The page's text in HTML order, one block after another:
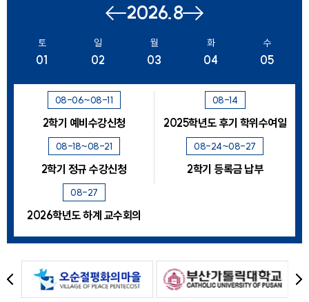
이전2026.8다음
토
01
일
02
월
03
화
04
수
05
08-06~08-11
2학기 예비수강신청
08-14
2025학년도 후기 학위수여일
08-18~08-21
2학기 정규 수강신청
08-24~08-27
2학기 등록금 납부
08-27
2026학년도 하계 교수회의
이
다